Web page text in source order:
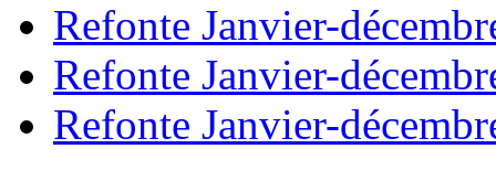
Refonte Janvier-
Refonte Janvier-
Refonte Janvier-